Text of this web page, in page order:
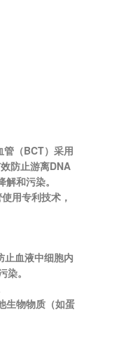
（BCT）采用
防止游离DNA
和污染。
用专利技术，
止血液中细胞内
。
生物物质（如蛋